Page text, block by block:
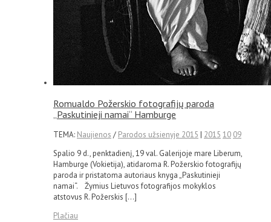
Romualdo Požerskio fotografijų paroda
„Paskutinieji namai“ Hamburge
TEMA: Naujienos / Parodos užsienyje 2015 | 2015 10 09
Spalio 9 d., penktadienį, 19 val. Galerijoje mare Liberum,
Hamburge (Vokietija), atidaroma R. Požerskio fotografijų
paroda ir pristatoma autoriaus knyga „Paskutinieji
namai“. Žymius Lietuvos fotografijos mokyklos
atstovus R. Požerskis […]
Plačiau